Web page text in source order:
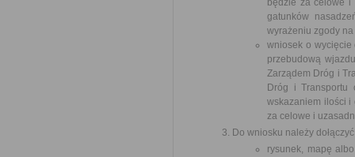
będzie za celowe i
gatunków
wyrażeniu zgody
wniosek o
przebudową
Zarządem Dróg i
Dróg i Transportu
wskazaniem ilości i
za celowe i
Do wniosku należy
rysunek, mapę